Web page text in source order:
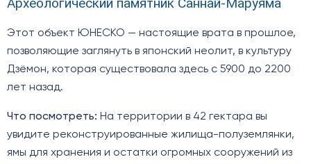
Археологический памятник Саннай-Маруяма
Этот объект ЮНЕСКО — настоящие врата в прошлое,
позволяющие заглянуть в японский неолит, в культуру
Дзёмон, которая существовала здесь с 5900 до 2200
лет назад.
Что посмотреть: На территории в 42 гектара вы
увидите реконструированные жилища-полуземлянки,
ямы для хранения и остатки огромных сооружений из